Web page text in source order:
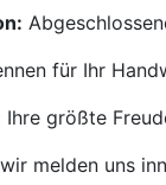
für Ihr
Ihre größte
melden uns